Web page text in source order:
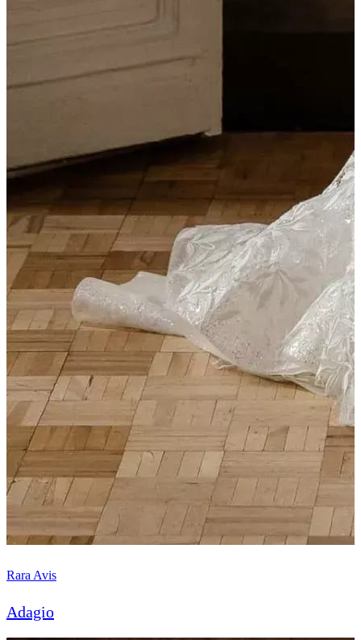
Rara Avis
Adagio